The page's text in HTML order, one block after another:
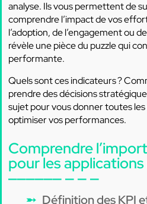
analyse. Ils vous permettent de
comprendre l’impact de vos
l’adoption, de l’engagement ou
révèle une pièce du puzzle qui
performante.
Quels sont ces indicateurs ?
prendre des décisions
sujet pour vous donner toutes
optimiser vos performances.
Comprendre
pour les
Définition des KPI